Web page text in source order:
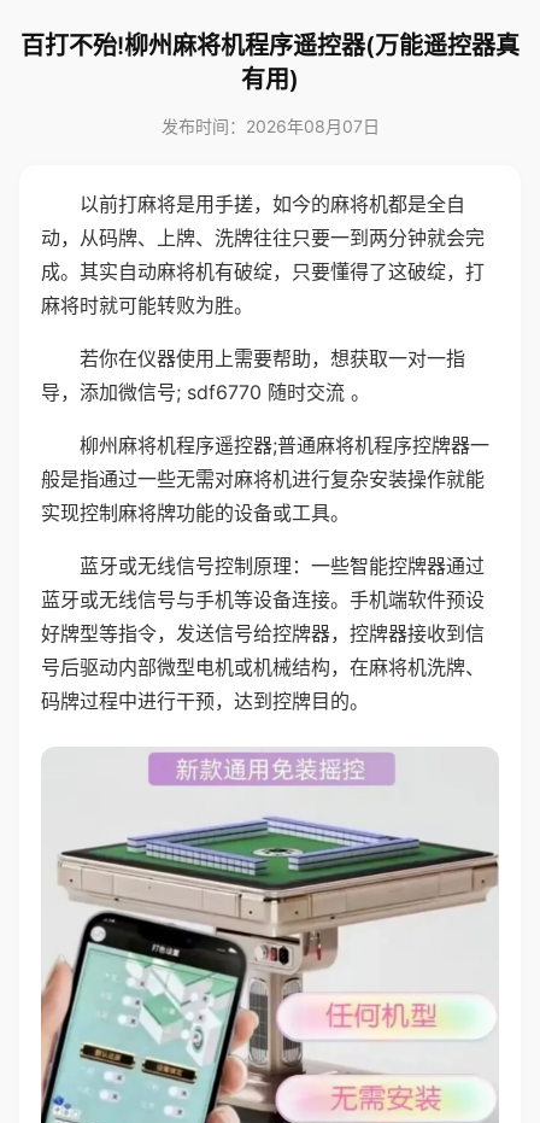
百打不殆!柳州麻将机程序遥控器(万能遥控器真
有用)
发布时间：2026年08月07日
以前打麻将是用手搓，如今的麻将机都是全自
动，从码牌、上牌、洗牌往往只要一到两分钟就会完
成。其实自动麻将机有破绽，只要懂得了这破绽，打
麻将时就可能转败为胜。
若你在仪器使用上需要帮助，想获取一对一指
导，添加微信号; sdf6770 随时交流 。
柳州麻将机程序遥控器;普通麻将机程序控牌器一
般是指通过一些无需对麻将机进行复杂安装操作就能
实现控制麻将牌功能的设备或工具。
蓝牙或无线信号控制原理：一些智能控牌器通过
蓝牙或无线信号与手机等设备连接。手机端软件预设
好牌型等指令，发送信号给控牌器，控牌器接收到信
号后驱动内部微型电机或机械结构，在麻将机洗牌、
码牌过程中进行干预，达到控牌目的。